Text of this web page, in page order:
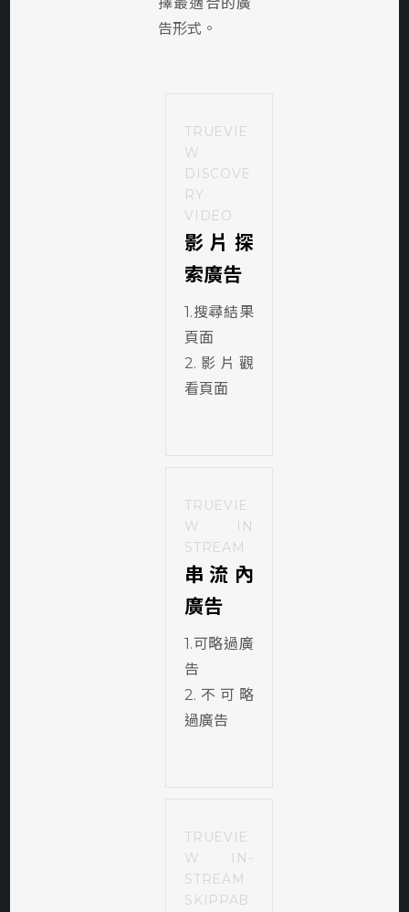
擇最適合的廣
告形式。
TRUEVIE
W
DISCOVE
RY
VIDEO
影片探
索廣告
1.搜尋結果
頁面
2.影片觀
看頁面
TRUEVIE
W IN
STREAM
串流內
廣告
1.可略過廣
告
2.不可略
過廣告
TRUEVIE
W IN-
STREAM
SKIPPAB